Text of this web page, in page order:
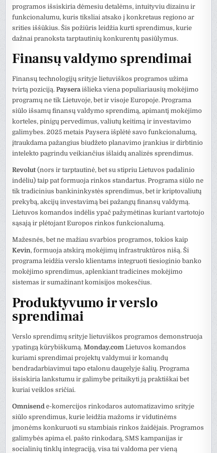
programos išsiskiria dėmesiu detalėms, intuityviu dizainu ir
funkcionalumu, kuris tiksliai atsako į konkretaus regiono ar
srities iššūkius. Šis požiūris leidžia kurti sprendimus, kurie
dažnai pranoksta tarptautinių konkurentų pasiūlymus.
Finansų valdymo sprendimai
Finansų technologijų srityje lietuviškos programos užima
tvirtą poziciją.Payseraišlieka viena populiariausių mokėjimo
programų ne tik Lietuvoje, bet ir visoje Europoje. Programa
siūlo išsamų finansų valdymo sprendimą, apimantį mokėjimo
korteles, pinigų pervedimus, valiutų keitimą ir investavimo
galimybes. 2025 metais Paysera išplėtė savo funkcionalumą,
įtraukdama pažangius biudžeto planavimo įrankius ir dirbtinio
intelekto pagrindu veikiančius išlaidų analizės sprendimus.
Revolut (nors ir tarptautinė, bet su stipriu Lietuvos padalinio
indėliu) taip pat formuoja rinkos standartus. Programa siūlo ne
tik tradicinius bankininkystės sprendimus, bet ir kriptovaliutų
prekybą, akcijų investavimą bei pažangų finansų valdymą.
Lietuvos komandos indėlis ypač pažymėtinas kuriant vartotojo
sąsają ir plėtojant Europos rinkos funkcionalumą.
Mažesnės, bet ne mažiau svarbios programos, tokios kaip
Kevin, formuoja atskirą mokėjimų infrastruktūros nišą. Ši
programa leidžia verslo klientams integruoti tiesioginio banko
mokėjimo sprendimus, aplenkiant tradicines mokėjimo
sistemas ir sumažinant komisijos mokesčius.
Produktyvumo ir verslo
sprendimai
Verslo sprendimų srityje lietuviškos programos demonstruoja
ypatingą kūrybiškumą.Monday.com Lietuvos komandos
kuriami sprendimai projektų valdymui ir komandų
bendradarbiavimui tapo etalonu daugelyje šalių. Programa
išsiskiria lankstumu ir galimybe pritaikyti ją praktiškai bet
kuriai veiklos sričiai.
Omnisend e-komercijos rinkodaros automatizavimo srityje
siūlo sprendimus, kurie leidžia mažoms ir vidutinėms
įmonėms konkuruoti su stambiais rinkos žaidėjais. Programos
galimybės apima el. pašto rinkodarą, SMS kampanijas ir
socialinių tinklų integraciją, visa tai valdoma per vieną